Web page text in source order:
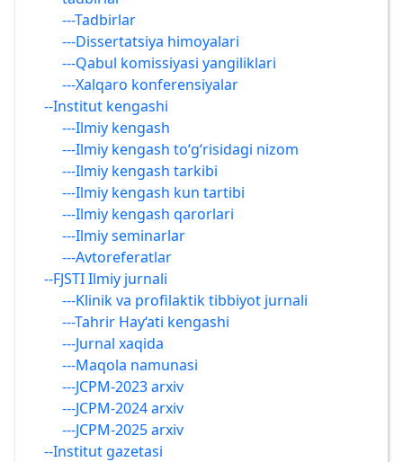
---Tadbirlar
---Dissertatsiya himoyalari
---Qabul komissiyasi yangiliklari
---Xalqaro konferensiyalar
--Institut kengashi
---Ilmiy kengash
---Ilmiy kengash to‘g‘risidagi nizom
---Ilmiy kengash tarkibi
---Ilmiy kengash kun tartibi
---Ilmiy kengash qarorlari
---Ilmiy seminarlar
---Avtoreferatlar
--FJSTI Ilmiy jurnali
---Klinik va profilaktik tibbiyot jurnali
---Tahrir Hay‘ati kengashi
---Jurnal xaqida
---Maqola namunasi
---JCPM-2023 arxiv
---JCPM-2024 arxiv
---JCPM-2025 arxiv
--Institut gazetasi